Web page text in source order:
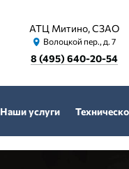
АТЦ Митино, СЗАО
Волоцкой пер., д. 7
8 (495) 640-20-54
Наши услуги